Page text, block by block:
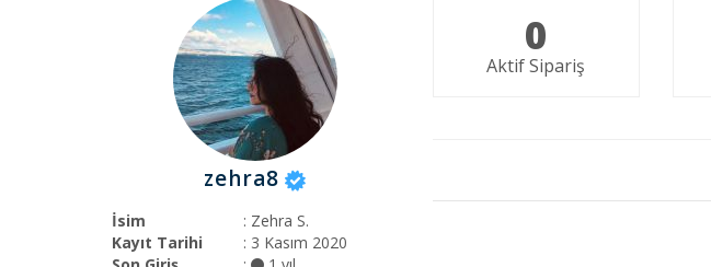
zehra8
İsim
: Zehra S.
Kayıt Tarihi
: 3 Kasım 2020
0
Aktif Sipariş